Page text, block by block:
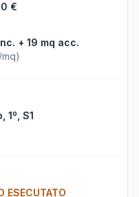
€
+ 19 mq acc.
)
1º, S1
ESECUTATO